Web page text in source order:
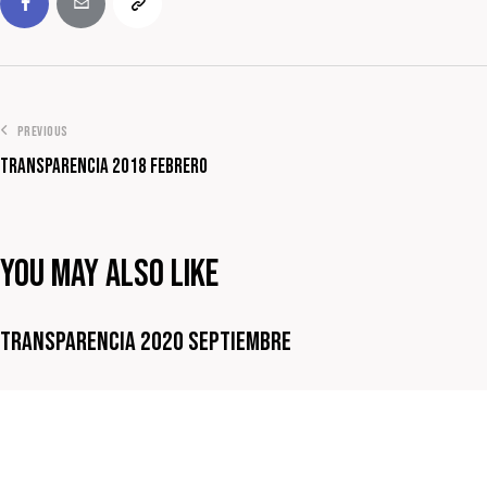
PREVIOUS
Transparencia 2018 Febrero
You May Also Like
Transparencia 2020 Septiembre